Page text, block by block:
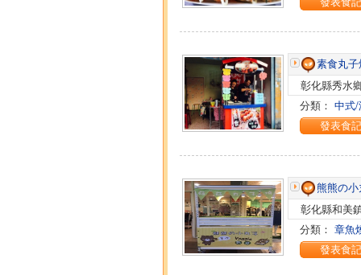
素食丸
彰化縣秀水
分類： 中式
發表食記
熊熊の
彰化縣和美
分類： 章魚
發表食記